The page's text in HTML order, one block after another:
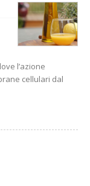
l’azione
cellulari dal